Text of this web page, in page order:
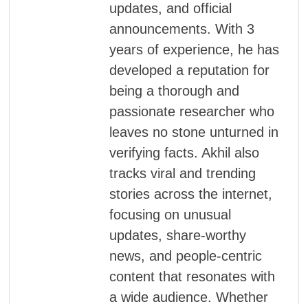
updates, and official
announcements. With 3
years of experience, he has
developed a reputation for
being a thorough and
passionate researcher who
leaves no stone unturned in
verifying facts. Akhil also
tracks viral and trending
stories across the internet,
focusing on unusual
updates, share-worthy
news, and people-centric
content that resonates with
a wide audience. Whether